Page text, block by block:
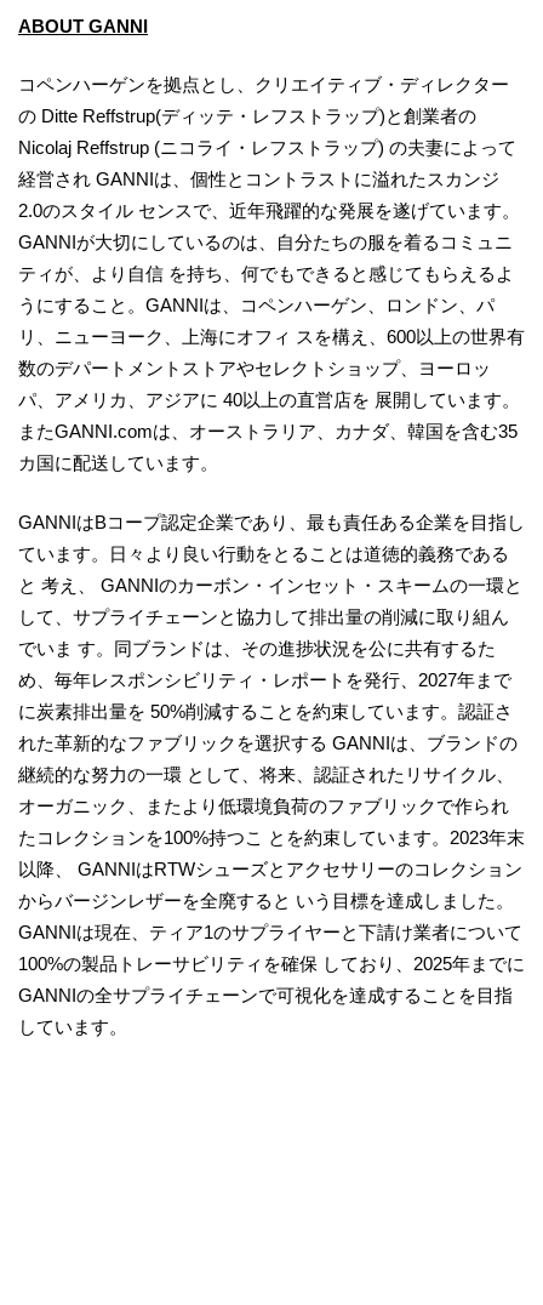
ABOUT GANNI
コペンハーゲンを拠点とし、クリエイティブ・ディレクター
の Ditte Reffstrup(ディッテ・レフストラップ)と創業者の
Nicolaj Reffstrup (ニコライ・レフストラップ) の夫妻によって
経営され GANNIは、個性とコントラストに溢れたスカンジ
2.0のスタイル センスで、近年飛躍的な発展を遂げています。
GANNIが大切にしているのは、自分たちの服を着るコミュニ
ティが、より自信 を持ち、何でもできると感じてもらえるよ
うにすること。GANNIは、コペンハーゲン、ロンドン、パ
リ、ニューヨーク、上海にオフィ スを構え、600以上の世界有
数のデパートメントストアやセレクトショップ、ヨーロッ
パ、アメリカ、アジアに 40以上の直営店を 展開しています。
またGANNI.comは、オーストラリア、カナダ、韓国を含む35
カ国に配送しています。
GANNIはBコープ認定企業であり、最も責任ある企業を目指し
ています。日々より良い行動をとることは道徳的義務である
と 考え、 GANNIのカーボン・インセット・スキームの一環と
して、サプライチェーンと協力して排出量の削減に取り組ん
でいま す。同ブランドは、その進捗状況を公に共有するた
め、毎年レスポンシビリティ・レポートを発行、2027年まで
に炭素排出量を 50%削減することを約束しています。認証さ
れた革新的なファブリックを選択する GANNIは、ブランドの
継続的な努力の一環 として、将来、認証されたリサイクル、
オーガニック、またより低環境負荷のファブリックで作られ
たコレクションを100%持つこ とを約束しています。2023年末
以降、 GANNIはRTWシューズとアクセサリーのコレクション
からバージンレザーを全廃すると いう目標を達成しました。
GANNIは現在、ティア1のサプライヤーと下請け業者について
100%の製品トレーサビリティを確保 しており、2025年までに
GANNIの全サプライチェーンで可視化を達成することを目指
しています。